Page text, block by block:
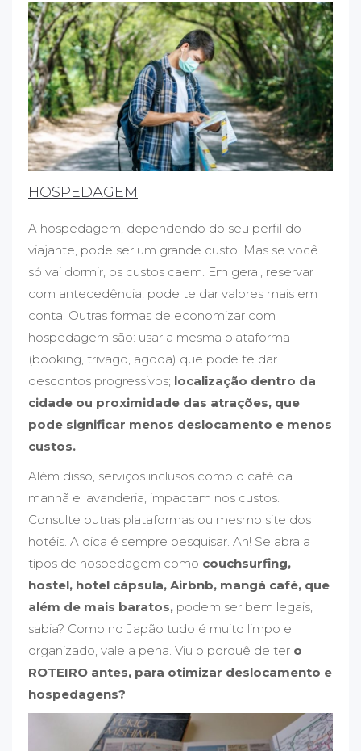
HOSPEDAGEM
A hospedagem, dependendo do seu perfil do
viajante, pode ser um grande custo. Mas se você
só vai dormir, os custos caem. Em geral, reservar
com antecedência, pode te dar valores mais em
conta. Outras formas de economizar com
hospedagem são: usar a mesma plataforma
(booking, trivago, agoda) que pode te dar
descontos progressivos; localização dentro da
cidade ou proximidade das atrações, que
pode significar menos deslocamento e menos
custos.
Além disso, serviços inclusos como o café da
manhã e lavanderia, impactam nos custos.
Consulte outras plataformas ou mesmo site dos
hotéis. A dica é sempre pesquisar. Ah! Se abra a
tipos de hospedagem como couchsurfing,
hostel, hotel cápsula, Airbnb, mangá café, que
além de mais baratos, podem ser bem legais,
sabia? Como no Japão tudo é muito limpo e
organizado, vale a pena. Viu o porquê de ter o
ROTEIRO antes, para otimizar deslocamento e
hospedagens?